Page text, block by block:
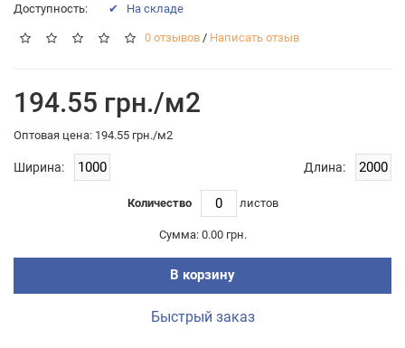
Доступность:
✔ На складе
0 отзывов / Написать отзыв
194.55 грн./м2
Оптовая цена: 194.55 грн./м2
Ширина: Длина:
Количество листов
Сумма: 0.00 грн.
В корзину
Быстрый заказ